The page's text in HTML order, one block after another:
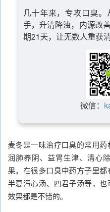
几十年来，专攻口臭
手，升清降浊，内源改
期21天，让无数人重获清
微信：
麦冬是一味治疗口臭的常用
润肺养阴、益胃生津、清心
果。在很多口臭中药方子里都
半夏泻心汤、四君子汤等，也
效果都是不错的。